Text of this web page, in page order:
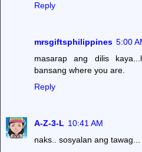
Reply
mrsgiftsphilippines 5:00
masarap ang dilis
bansang where you are.
Reply
A-Z-3-L 10:41 AM
naks.. sosyalan ang